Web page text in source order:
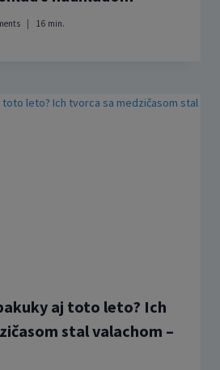
16 min.
aj toto leto? Ich
stal valachom –